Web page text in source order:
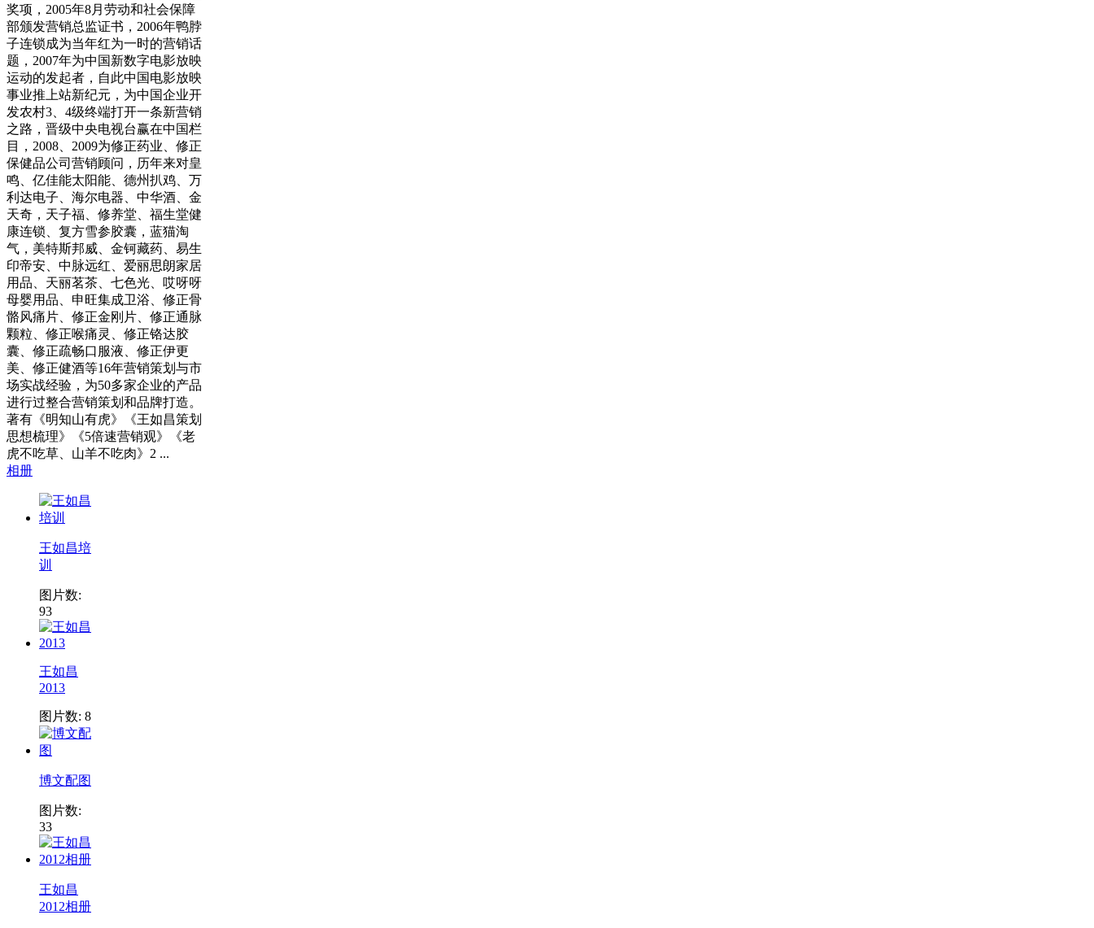
奖项，2005年8月劳动和社会保障
部颁发营销总监证书，2006年鸭脖
子连锁成为当年红为一时的营销话
题，2007年为中国新数字电影放映
运动的发起者，自此中国电影放映
事业推上站新纪元，为中国企业开
发农村3、4级终端打开一条新营销
之路，晋级中央电视台赢在中国栏
目，2008、2009为修正药业、修正
保健品公司营销顾问，历年来对皇
鸣、亿佳能太阳能、德州扒鸡、万
利达电子、海尔电器、中华酒、金
天奇，天子福、修养堂、福生堂健
康连锁、复方雪参胶囊，蓝猫淘
气，美特斯邦威、金钶藏药、易生
印帝安、中脉远红、爱丽思朗家居
用品、天丽茗茶、七色光、哎呀呀
母婴用品、申旺集成卫浴、修正骨
骼风痛片、修正金刚片、修正通脉
颗粒、修正喉痛灵、修正铬达胶
囊、修正疏畅口服液、修正伊更
美、修正健酒等16年营销策划与市
场实战经验，为50多家企业的产品
进行过整合营销策划和品牌打造。
著有《明知山有虎》《王如昌策划
思想梳理》《5倍速营销观》《老
虎不吃草、山羊不吃肉》2 ...
相册
王如昌培
训
图片数:
93
王如昌
2013
图片数: 8
博文配图
图片数:
33
王如昌
2012相册